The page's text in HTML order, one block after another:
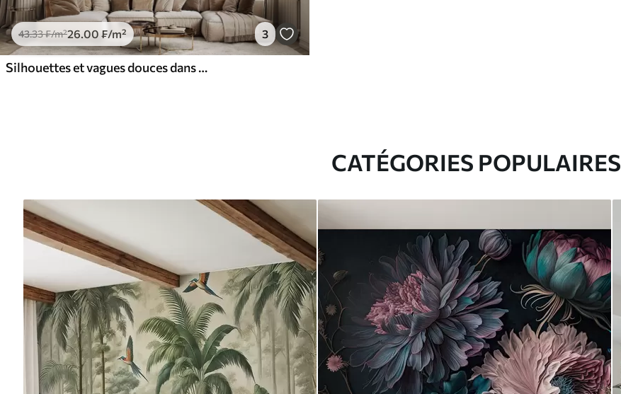
43.33₣/m²26.00 ₣/m² 3
Silhouettes et vagues douces dans des tons chauds beige-gris
CATÉGORIES POPULAIRES